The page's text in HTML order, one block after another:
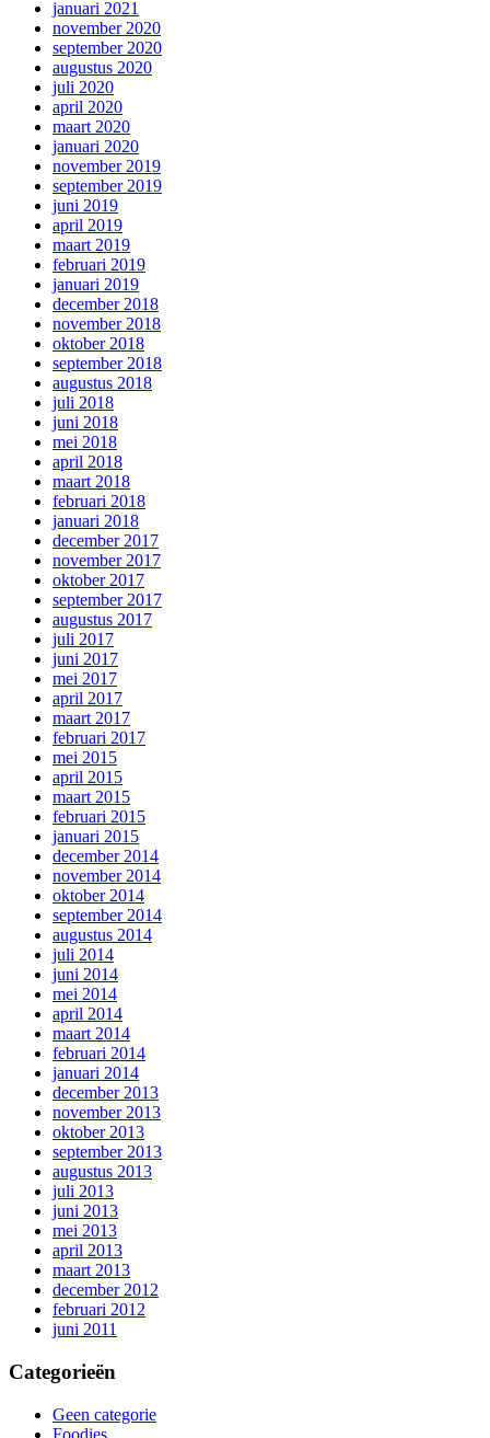
januari 2021
november 2020
september 2020
augustus 2020
juli 2020
april 2020
maart 2020
januari 2020
november 2019
september 2019
juni 2019
april 2019
maart 2019
februari 2019
januari 2019
december 2018
november 2018
oktober 2018
september 2018
augustus 2018
juli 2018
juni 2018
mei 2018
april 2018
maart 2018
februari 2018
januari 2018
december 2017
november 2017
oktober 2017
september 2017
augustus 2017
juli 2017
juni 2017
mei 2017
april 2017
maart 2017
februari 2017
mei 2015
april 2015
maart 2015
februari 2015
januari 2015
december 2014
november 2014
oktober 2014
september 2014
augustus 2014
juli 2014
juni 2014
mei 2014
april 2014
maart 2014
februari 2014
januari 2014
december 2013
november 2013
oktober 2013
september 2013
augustus 2013
juli 2013
juni 2013
mei 2013
april 2013
maart 2013
december 2012
februari 2012
juni 2011
Categorieën
Geen categorie
Foodies